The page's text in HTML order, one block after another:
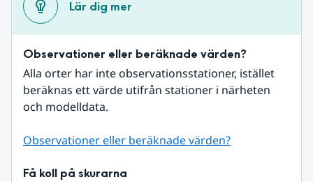
Lär dig mer
Observationer eller beräknade värden?
Alla orter har inte observationsstationer, istället
beräknas ett värde utifrån stationer i närheten
och modelldata.
Observationer eller beräknade värden?
Få koll på skurarna